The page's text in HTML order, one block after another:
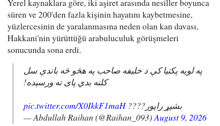
Yerel kaynaklara göre, iki aşiret arasında nesiller boyunca
süren ve 200'den fazla kişinin hayatını kaybetmesine,
yüzlercesinin de yaralanmasına neden olan kan davası,
Hakkani'nin yürüttüğü arabuluculuk görüşmeleri
sonucunda sona erdi.
په لویه پکتیا کې د خلیفه صاحب په هڅو څه باندې سل
کلنه بدي پای ته ورسېده!
بشپړ راپور????pic.twitter.com/X0IkkF1maH
— Abdullah Raihan (@Raihan_093)August 9, 2026